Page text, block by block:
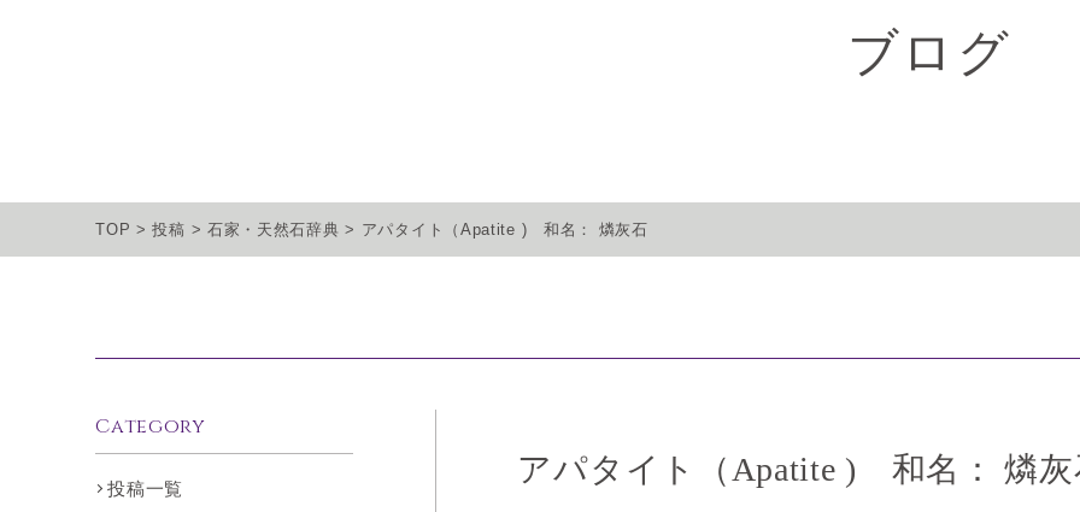
ブログ
TOP >投稿 > 石家・天然石辞典 > アパタイト（Apatite ) 和名： 燐灰石
アパタイト（Apatite ) 和名： 燐灰
Category
投稿一覧